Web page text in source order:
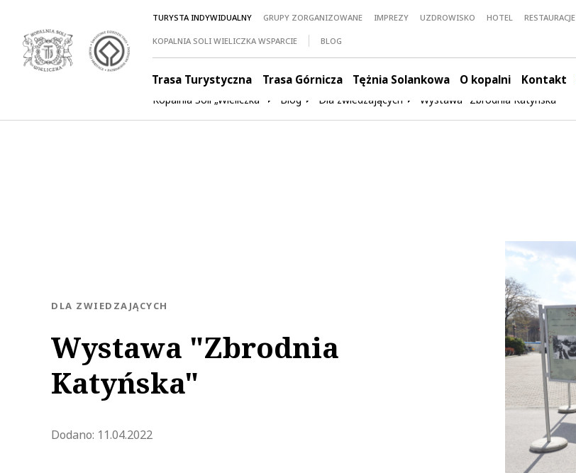
TURYSTA INDYWIDUALNY GRUPY ZORGANIZOWANE IMPREZY UZDROWISKO HOTEL RESTAURACJE
KOPALNIA SOLI WIELICZKA WSPARCIE
BLOG
Trasa Turystyczna Trasa Górnicza Tężnia Solankowa O kopalni Kontakt
Kopalnia Soli „Wieliczka” Blog Dla zwiedzających Wystawa "Zbrodnia Katyńska"
Wystawa "Zbrodnia
Katyńska"
KATEGORIA:
DLA ZWIEDZAJĄCYCH
Dodano: 11.04.2022Zaktualizowano 2022-04-14 14:33:34